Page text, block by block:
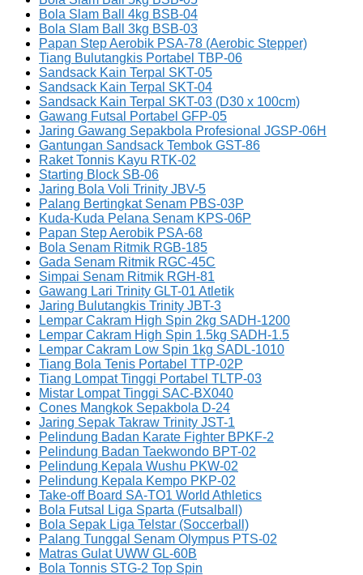
Bola Slam Ball 4kg BSB-04
Bola Slam Ball 3kg BSB-03
Papan Step Aerobik PSA-78 (Aerobic Stepper)
Tiang Bulutangkis Portabel TBP-06
Sandsack Kain Terpal SKT-05
Sandsack Kain Terpal SKT-04
Sandsack Kain Terpal SKT-03 (D30 x 100cm)
Gawang Futsal Portabel GFP-05
Jaring Gawang Sepakbola Profesional JGSP-06H
Gantungan Sandsack Tembok GST-86
Raket Tonnis Kayu RTK-02
Starting Block SB-06
Jaring Bola Voli Trinity JBV-5
Palang Bertingkat Senam PBS-03P
Kuda-Kuda Pelana Senam KPS-06P
Papan Step Aerobik PSA-68
Bola Senam Ritmik RGB-185
Gada Senam Ritmik RGC-45C
Simpai Senam Ritmik RGH-81
Gawang Lari Trinity GLT-01 Atletik
Jaring Bulutangkis Trinity JBT-3
Lempar Cakram High Spin 2kg SADH-1200
Lempar Cakram High Spin 1.5kg SADH-1.5
Lempar Cakram Low Spin 1kg SADL-1010
Tiang Bola Tenis Portabel TTP-02P
Tiang Lompat Tinggi Portabel TLTP-03
Mistar Lompat Tinggi SAC-BX040
Cones Mangkok Sepakbola D-24
Jaring Sepak Takraw Trinity JST-1
Pelindung Badan Karate Fighter BPKF-2
Pelindung Badan Taekwondo BPT-02
Pelindung Kepala Wushu PKW-02
Pelindung Kepala Kempo PKP-02
Take-off Board SA-TO1 World Athletics
Bola Futsal Liga Sparta (Futsalball)
Bola Sepak Liga Telstar (Soccerball)
Palang Tunggal Senam Olympus PTS-02
Matras Gulat UWW GL-60B
Bola Tonnis STG-2 Top Spin